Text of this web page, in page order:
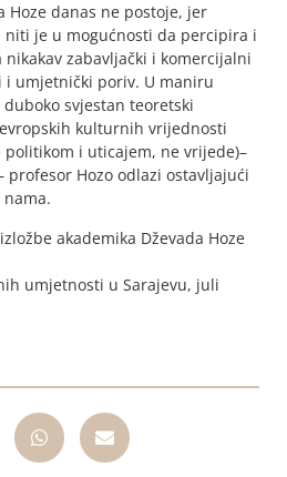
Hoze danas ne postoje, jer
je u mogućnosti da percipira i
zabavljački i komercijalni
i umjetnički poriv. U maniru
svjestan teoretski
kulturnih vrijednosti
i uticajem, ne vrijede)–
Hozo odlazi ostavljajući
akademika Dževada Hoze
umjetnosti u Sarajevu, juli